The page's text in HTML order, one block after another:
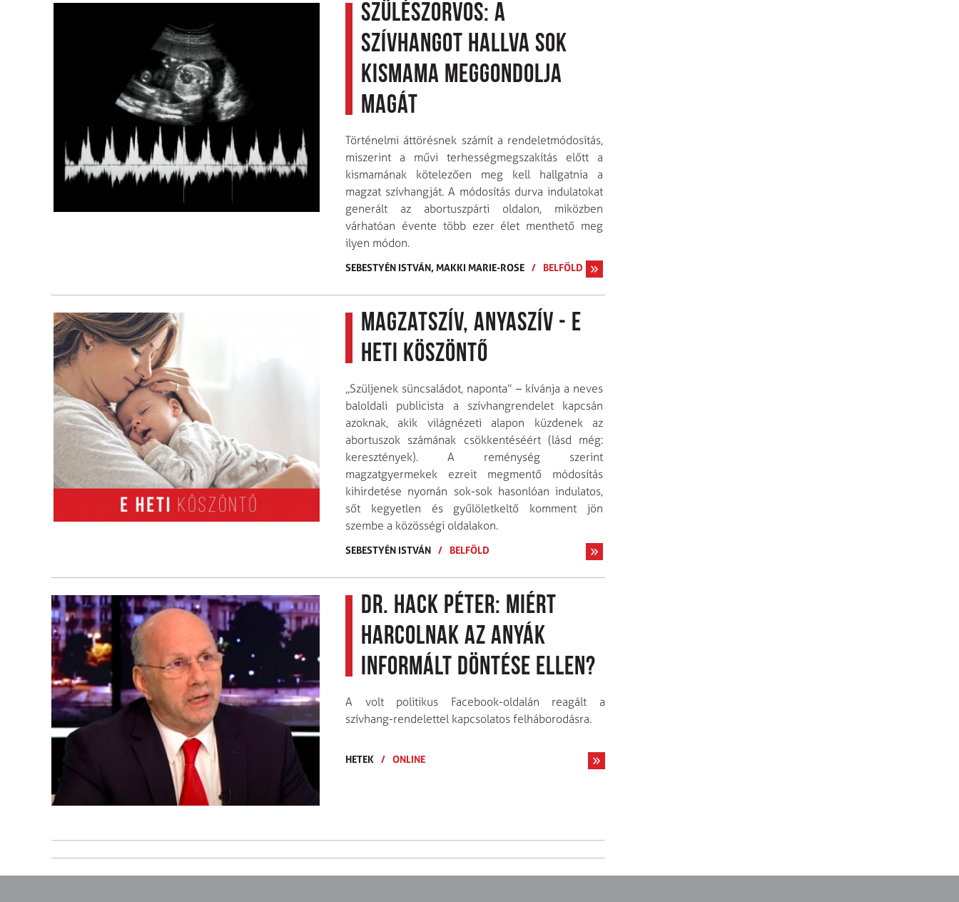
Szülészorvos: a
szívhangot hallva sok
kismama meggondolja
magát
Történelmi áttörésnek számít a rendeletmódosítás,
miszerint a művi terhességmegszakítás előtt a
kismamának kötelezően meg kell hallgatnia a
magzat szívhangját. A módosítás durva indulatokat
generált az abortuszpárti oldalon, miközben
várhatóan évente több ezer élet menthető meg
ilyen módon.
SEBESTYÉN ISTVÁN, MAKKI MARIE-ROSE / BELFÖLD
Magzatszív, anyaszív - E
heti köszöntő
„Szüljenek süncsaládot, naponta” – kívánja a neves
baloldali publicista a szívhangrendelet kapcsán
azoknak, akik világnézeti alapon küzdenek az
abortuszok számának csökkentéséért (lásd még:
keresztények). A reménység szerint
magzatgyermekek ezreit megmentő módosítás
kihirdetése nyomán sok-sok hasonlóan indulatos,
sőt kegyetlen és gyűlöletkeltő komment jön
szembe a közösségi oldalakon.
SEBESTYÉN ISTVÁN / BELFÖLD
Dr. Hack Péter: miért
harcolnak az anyák
informált döntése ellen?
A volt politikus Facebook-oldalán reagált a
szívhang-rendelettel kapcsolatos felháborodásra.
HETEK / ONLINE